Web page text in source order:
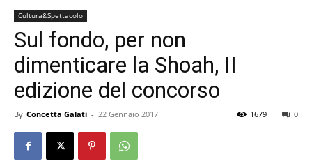
Cultura&Spettacolo
Sul fondo, per non
dimenticare la Shoah, II
edizione del concorso
By Concetta Galati - 22 Gennaio 2017 0
1679